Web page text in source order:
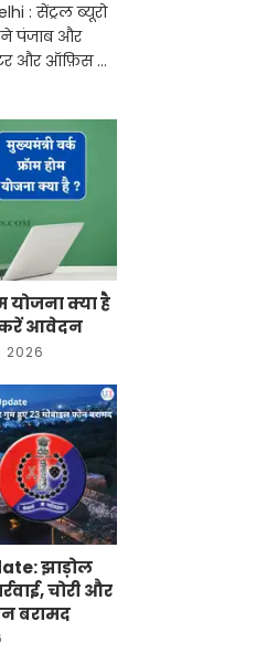
: सेंट्रल ब्यूरो
पंजाब और
और ऑफ़िस के
टेक-
योजना क्या है
करें आवेदन
2026
झाड़ोल
चोरी और
बरामद